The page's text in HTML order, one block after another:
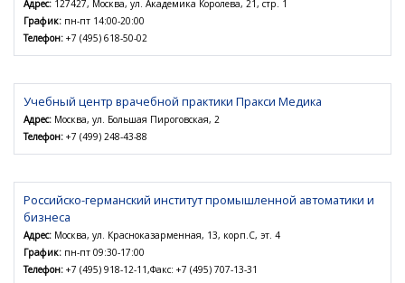
Адрес: 127427, Москва, ул. Академика Королева, 21, стр. 1
График: пн-пт 14:00-20:00
Телефон: +7 (495) 618-50-02
Учебный центр врачебной практики Пракси Медика
Адрес: Москва, ул. Большая Пироговская, 2
Телефон: +7 (499) 248-43-88
Российско-германский институт промышленной автоматики и
бизнеса
Адрес: Москва, ул. Красноказарменная, 13, корп.С, эт. 4
График: пн-пт 09:30-17:00
Телефон: +7 (495) 918-12-11,Факс: +7 (495) 707-13-31